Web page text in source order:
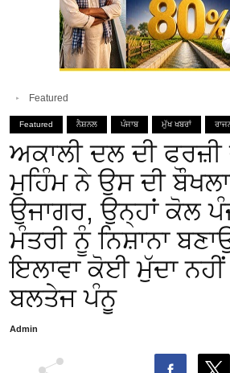
Featured
Featured ਨੈਸ਼ਨਲ ਪੰਜਾਬ ਮੁੱਖ ਖਬਰਾਂ
ਅਕਾਲੀ ਦਲ ਦੀ ਫਰਜ਼ੀ
ਮੁਹਿੰਮ ਨੇ ਉਸ ਦੀ
ਉਜਾਗਰ, ਉਨ੍ਹਾਂ ਕੋਲ
ਮੰਤਰੀ ਨੂੰ ਨਿਸ਼ਾਨਾ
ਇਲਾਵਾ ਕੋਈ ਮੁੱਦਾ
ਬਲਤੇਜ ਪੰਨੂ
Admin